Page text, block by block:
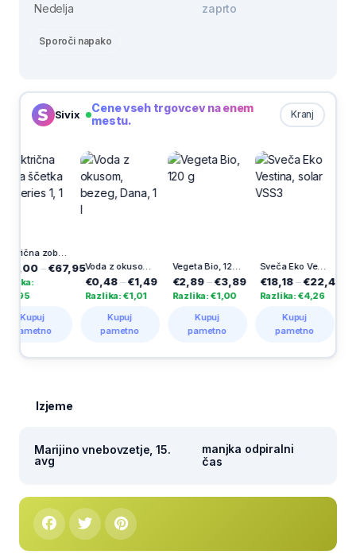
Nedelja
zaprto
Sporoči napako
Sivix Kranj
Cene vseh trgovcev na enem
mestu.
Električna zobna ščetka Pro Series 1, 1 kos
€67,95 Voda z okusom, bezeg, Dana, 1 l
–€1,49
Razlika: €1,01
pametno
Vegeta Bio, 120 g
€2,89 –€3,89
Razlika: €1,00
pametno
Sveča Eko Vestina, solar VSS3
€18,18–€22,44
Razlika: €4,26
pametno
-30%
€3,49
Razlika:
Izjeme
Marijino vnebovzetje, 15.
avg
manjka odpiralni
čas